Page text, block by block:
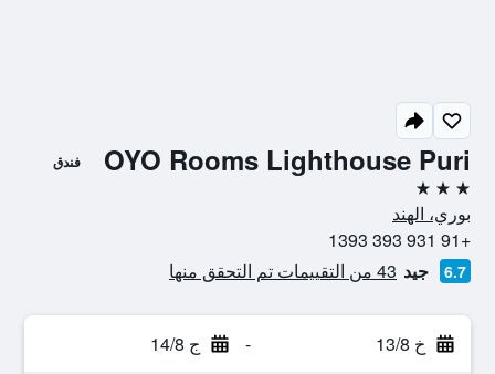
OYO Rooms Lighthouse Puri فندق
3 نجوم
بوري، الهند
+91 931 393 1393
6.7 جيد 43 من التقييمات تم التحقق منها
خ 13/8 - ج 14/8